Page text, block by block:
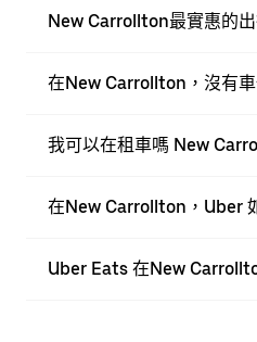
New Carrollton最實惠的出
在New Carrollton，沒有
我可以在租車嗎 New
在New Carrollton，Uber
Uber Eats 在New